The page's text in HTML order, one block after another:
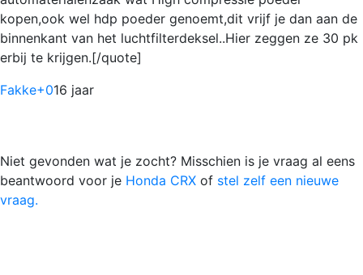
kopen,ook wel hdp poeder genoemt,dit vrijf je dan aan de
binnenkant van het luchtfilterdeksel..Hier zeggen ze 30 pk
erbij te krijgen.[/quote]
Fakke+016 jaar
Niet gevonden wat je zocht? Misschien is je vraag al eens
beantwoord voor je Honda CRX of stel zelf een nieuwe
vraag.